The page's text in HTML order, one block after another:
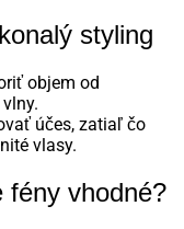
styling
objem od
účes, zatiaľ čo
vlasy.
fény vhodné?